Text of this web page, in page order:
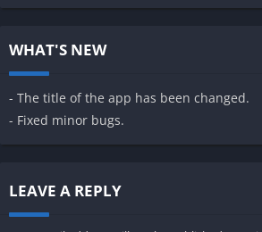
WHAT'S NEW
- The title of the app has been changed.
- Fixed minor bugs.
LEAVE A REPLY